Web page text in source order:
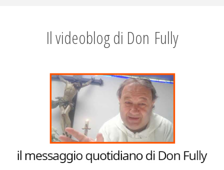
Il videoblog di Don Fully